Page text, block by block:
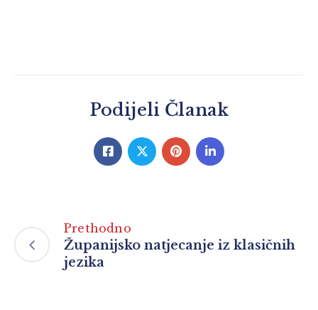
Podijeli Članak
Prethodno
Županijsko natjecanje iz klasičnih
jezika